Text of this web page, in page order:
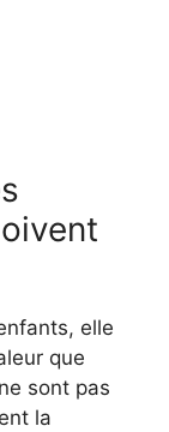
elle
que
sont pas
la